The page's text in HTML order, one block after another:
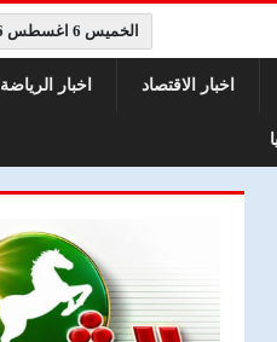
الخميس 6 اغسطس 2026 الساعة 10:20 م
اخبار الاقتصاد اخبار الرياضة